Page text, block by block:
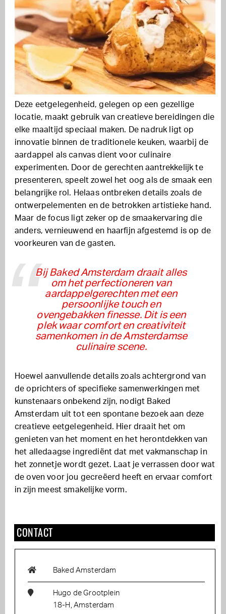
Deze eetgelegenheid, gelegen op een gezellige
locatie, maakt gebruik van creatieve bereidingen die
elke maaltijd speciaal maken. De nadruk ligt op
innovatie binnen de traditionele keuken, waarbij de
aardappel als canvas dient voor culinaire
experimenten. Door de gerechten aantrekkelijk te
presenteren, speelt zowel het oog als de smaak een
belangrijke rol. Helaas ontbreken details zoals de
ontwerpelementen en de betrokken artistieke hand.
Maar de focus ligt zeker op de smaakervaring die
anders, vernieuwend en haarfijn afgestemd is op de
voorkeuren van de gasten.
Bij Baked Amsterdam draait alles
om het perfectioneren van
aardappelgerechten met een
persoonlijke touch en
ovengebakken finesse. Dit is een
plek waar comfort en creativiteit
samenkomen in de Amsterdamse
culinaire scene.
Hoewel aanvullende details zoals achtergrond van
de oprichters of specifieke samenwerkingen met
kunstenaars onbekend zijn, nodigt Baked
Amsterdam uit tot een spontane bezoek aan deze
creatieve eetgelegenheid. Hier draait het om
genieten van het moment en het herontdekken van
het alledaagse ingrediënt dat met vakmanschap in
het zonnetje wordt gezet. Laat je verrassen door wat
de oven voor jou gecreëerd heeft en ervaar comfort
in zijn meest smakelijke vorm.
CONTACT
Baked Amsterdam
Hugo de Grootplein
18-H, Amsterdam